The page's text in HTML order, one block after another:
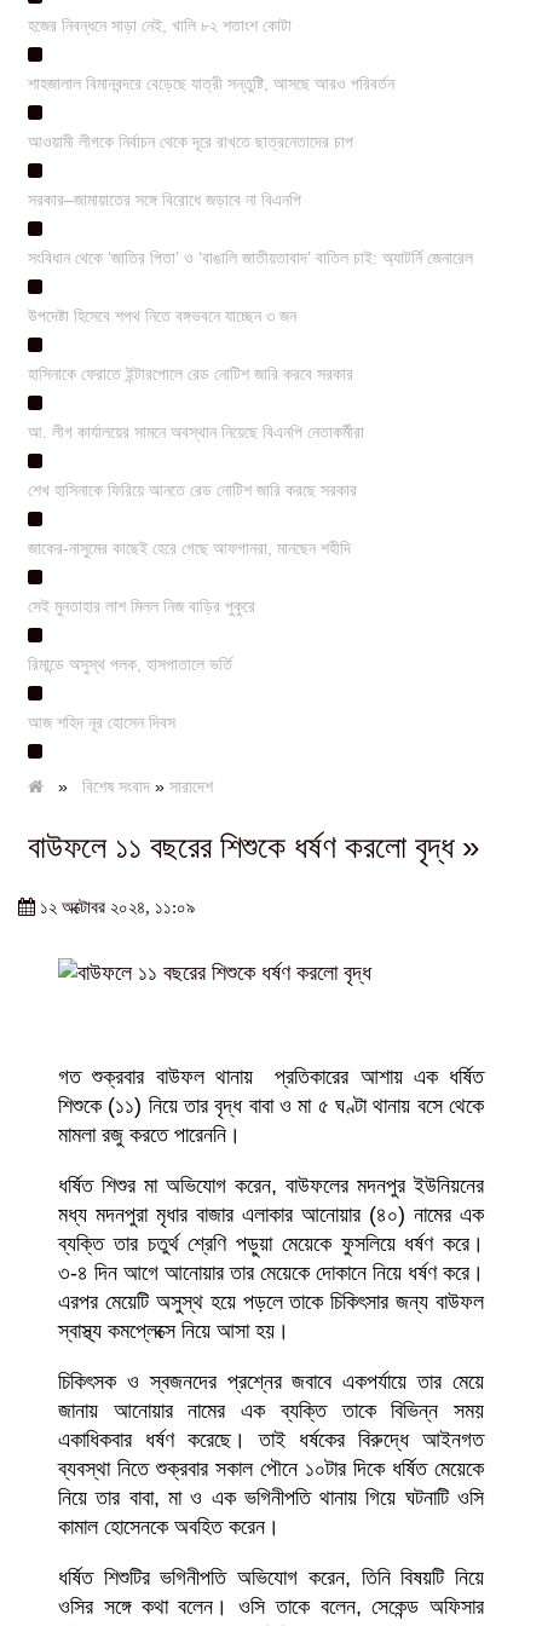
হজের নিবন্ধনে সাড়া নেই, খালি ৮২ শতাংশ কোটা
শাহজালাল বিমানবন্দরে বেড়েছে যাত্রী সন্তুষ্টি, আসছে আরও পরিবর্তন
আওয়ামী লীগকে নির্বাচন থেকে দূরে রাখতে ছাত্রনেতাদের চাপ
সরকার–জামায়াতের সঙ্গে বিরোধে জড়াবে না বিএনপি
সংবিধান থেকে ‘জাতির পিতা’ ও ‘বাঙালি জাতীয়তাবাদ’ বাতিল চাই: অ্যাটর্নি জেনারেল
উপদেষ্টা হিসেবে শপথ নিতে বঙ্গভবনে যাচ্ছেন ৩ জন
হাসিনাকে ফেরাতে ইন্টারপোলে রেড নোটিশ জারি করবে সরকার
আ. লীগ কার্যালয়ের সামনে অবস্থান নিয়েছে বিএনপি নেতাকর্মীরা
শেখ হাসিনাকে ফিরিয়ে আনতে রেড নোটিশ জারি করছে সরকার
জাকের-নাসুমের কাছেই হেরে গেছে আফগানরা, মানছেন শহীদি
সেই মুনতাহার লাশ মিলল নিজ বাড়ির পুকুরে
রিমান্ডে অসুস্থ পলক, হাসপাতালে ভর্তি
আজ শহিদ নূর হোসেন দিবস
» বিশেষ সংবাদ » সারাদেশ
বাউফলে ১১ বছরের শিশুকে ধর্ষণ করলো বৃদ্ধ »
১২ অক্টোবর ২০২৪, ১১:০৯
গত শুক্রবার বাউফল থানায় প্রতিকারের আশায় এক ধর্ষিত
শিশুকে (১১) নিয়ে তার বৃদ্ধ বাবা ও মা ৫ ঘণ্টা থানায় বসে থেকে
মামলা রজু করতে পারেননি।
ধর্ষিত শিশুর মা অভিযোগ করেন, বাউফলের মদনপুর ইউনিয়নের
মধ্য মদনপুরা মৃধার বাজার এলাকার আনোয়ার (৪০) নামের এক
ব্যক্তি তার চতুর্থ শ্রেণি পড়ুয়া মেয়েকে ফুসলিয়ে ধর্ষণ করে।
৩-৪ দিন আগে আনোয়ার তার মেয়েকে দোকানে নিয়ে ধর্ষণ করে।
এরপর মেয়েটি অসুস্থ হয়ে পড়লে তাকে চিকিৎসার জন্য বাউফল
স্বাস্থ্য কমপ্লেক্সে নিয়ে আসা হয়।
চিকিৎসক ও স্বজনদের প্রশ্নের জবাবে একপর্যায়ে তার মেয়ে
জানায় আনোয়ার নামের এক ব্যক্তি তাকে বিভিন্ন সময়
একাধিকবার ধর্ষণ করেছে। তাই ধর্ষকের বিরুদ্ধে আইনগত
ব্যবস্থা নিতে শুক্রবার সকাল পৌনে ১০টার দিকে ধর্ষিত মেয়েকে
নিয়ে তার বাবা, মা ও এক ভগিনীপতি থানায় গিয়ে ঘটনাটি ওসি
কামাল হোসেনকে অবহিত করেন।
ধর্ষিত শিশুটির ভগিনীপতি অভিযোগ করেন, তিনি বিষয়টি নিয়ে
ওসির সঙ্গে কথা বলেন। ওসি তাকে বলেন, সেকেন্ড অফিসার